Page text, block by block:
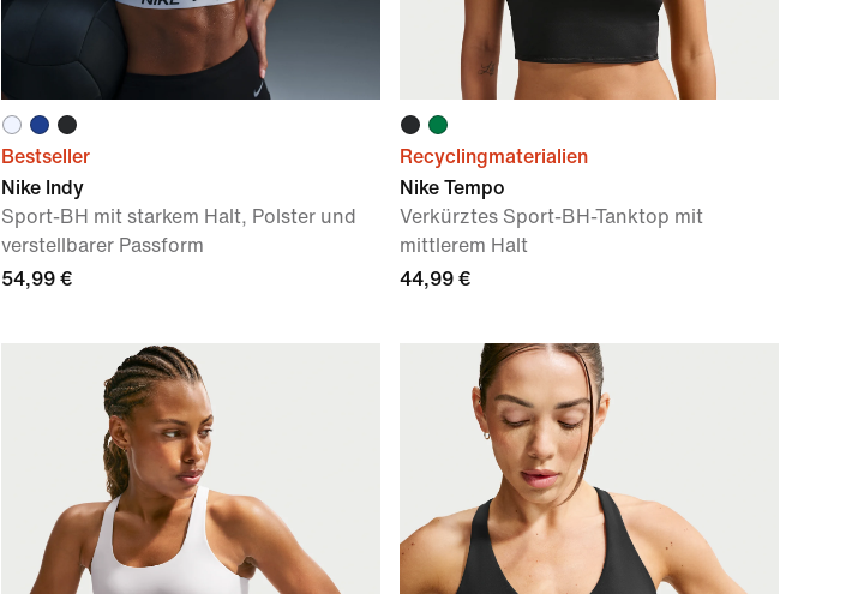
Bestseller
Nike Indy
Sport-BH mit starkem Halt, Polster und
verstellbarer Passform
54,99 €
Recyclingmaterialien
Nike Tempo
Verkürztes Sport-BH-Tanktop mit
mittlerem Halt
44,99 €